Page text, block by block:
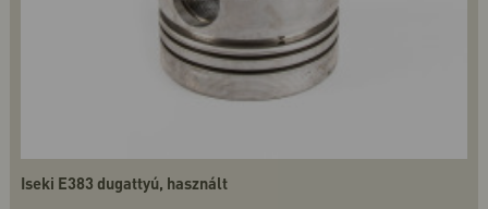
Iseki E383 dugattyú, használt